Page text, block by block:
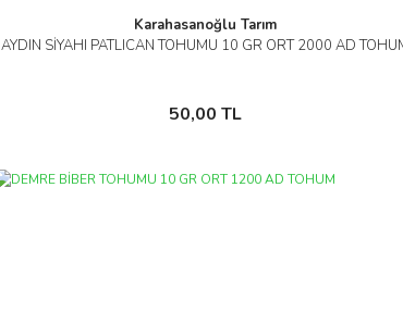
Karahasanoğlu Tarım
AYDIN SİYAHI PATLICAN TOHUMU 10 GR ORT 2000 AD
50,00 TL
İncele
Sepete Ekle